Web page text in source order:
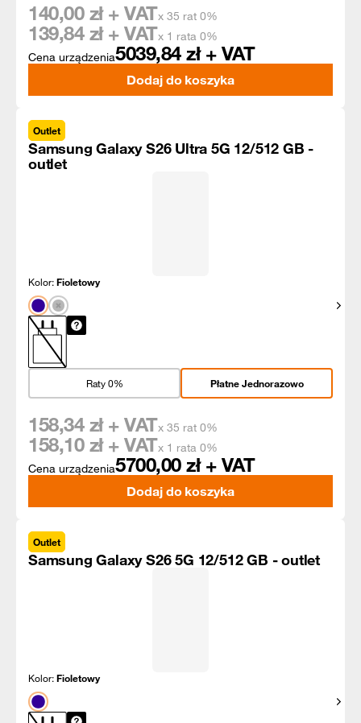
Cena urządzenia5039,84 zł + VAT
140,00 zł + VATx 35 rat 0%
139,84 zł + VATx 1 rata 0%
Dodaj do koszyka
Outlet
Samsung Galaxy S26 Ultra 5G 12/512 GB -
outlet
Kolor:Fioletowy
Płatne Jednorazowo
Raty 0%
Cena urządzenia5700,00 zł + VAT
158,34 zł + VATx 35 rat 0%
158,10 zł + VATx 1 rata 0%
Dodaj do koszyka
Outlet
Samsung Galaxy S26 5G 12/512 GB - outlet
Kolor:Fioletowy